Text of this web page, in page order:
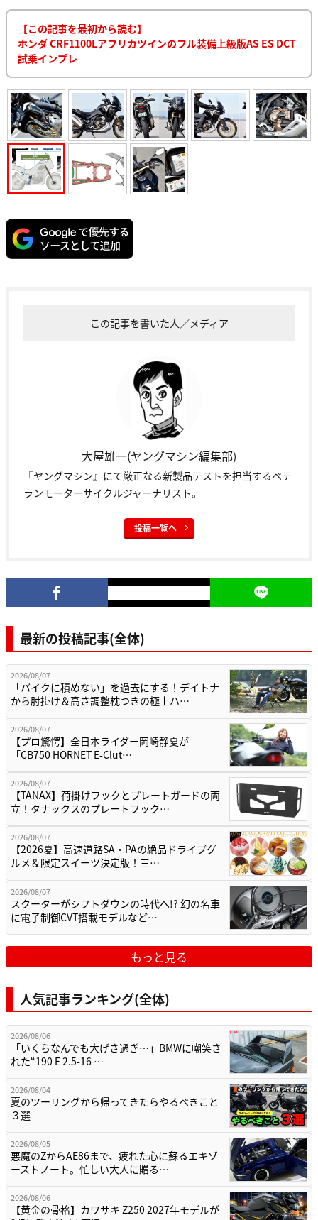
【この記事を最初から読む】
ホンダ CRF1100Lアフリカツインのフル装備上級版AS ES DCT
試乗インプレ
この記事を書いた人／メディア
大屋雄一(ヤングマシン編集部)
『ヤングマシン』にて厳正なる新製品テストを担当するベテ
ランモーターサイクルジャーナリスト。
投稿一覧へ
最新の投稿記事(全体)
2026/08/07
「バイクに積めない」を過去にする！デイトナ
から肘掛け＆高さ調整枕つきの極上ハ…
2026/08/07
【プロ驚愕】全日本ライダー岡崎静夏が
「CB750 HORNET E-Clut…
2026/08/07
【TANAX】荷掛けフックとプレートガードの両
立！タナックスのプレートフック…
2026/08/07
【2026夏】高速道路SA・PAの絶品ドライブグ
ルメ＆限定スイーツ決定版！三…
2026/08/07
スクーターがシフトダウンの時代へ!? 幻の名車
に電子制御CVT搭載モデルなど…
もっと見る
人気記事ランキング(全体)
2026/08/06
「いくらなんでも大げさ過ぎ…」BMWに嘲笑さ
れた“190 E 2.5-16 …
2026/08/04
夏のツーリングから帰ってきたらやるべきこと
３選
2026/08/05
悪魔のZからAE86まで、疲れた心に蘇るエキゾ
ーストノート。忙しい大人に贈る…
2026/08/06
【黄金の骨格】カワサキ Z250 2027年モデルが